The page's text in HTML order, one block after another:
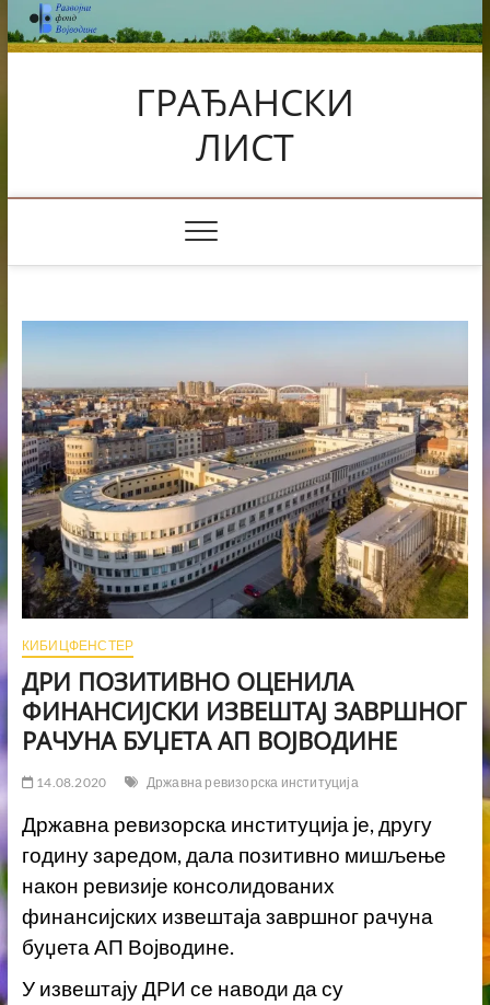
Skip
to
content
ГРАЂАНСКИ
ЛИСТ
КИБИЦФЕНСТЕР
ДРИ ПОЗИТИВНО ОЦЕНИЛА
ФИНАНСИЈСКИ ИЗВЕШТАЈ ЗАВРШНОГ
РАЧУНА БУЏЕТА АП ВОЈВОДИНЕ
14.08.2020 Државна ревизорска институција
Државна ревизорска институција је, другу
годину заредом, дала позитивно мишљење
након ревизије консолидованих
финансијских извештаја завршног рачуна
буџета АП Војводине.
У извештају ДРИ се наводи да су